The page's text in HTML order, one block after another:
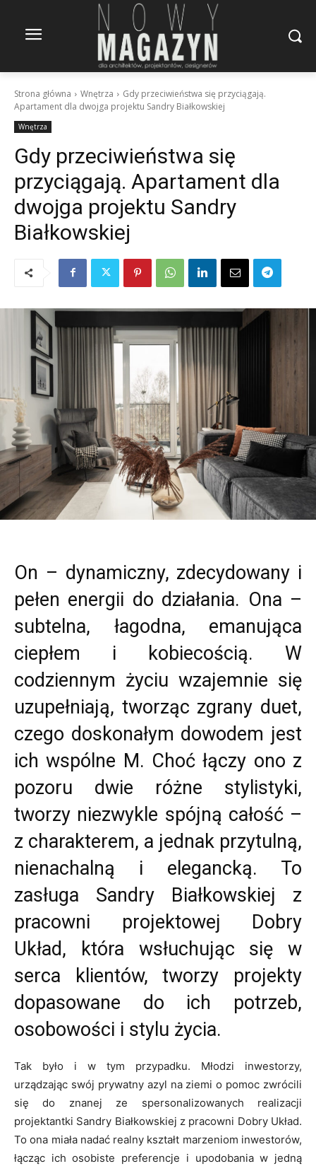
Strona główna Wnętrza
Gdy przeciwieństwa się przyciągają.
Apartament dla dwojga projektu Sandry Białkowskiej
Wnętrza
Gdy przeciwieństwa się
przyciągają. Apartament dla
dwojga projektu Sandry
Białkowskiej
On – dynamiczny, zdecydowany i
pełen energii do działania. Ona –
subtelna, łagodna, emanująca
ciepłem i kobiecością. W
codziennym życiu wzajemnie się
uzupełniają, tworząc zgrany duet,
czego doskonałym dowodem jest
ich wspólne M. Choć łączy ono z
pozoru dwie różne stylistyki,
tworzy niezwykle spójną całość –
z charakterem, a jednak przytulną,
nienachalną i elegancką. To
zasługa Sandry Białkowskiej z
pracowni projektowej Dobry
Układ, która wsłuchując się w
serca klientów, tworzy projekty
dopasowane do ich potrzeb,
osobowości i stylu życia.
Tak było i w tym przypadku. Młodzi inwestorzy,
urządzając swój prywatny azyl na ziemi o pomoc zwrócili
się do znanej ze spersonalizowanych realizacji
projektantki Sandry Białkowskiej z pracowni Dobry Układ.
To ona miała nadać realny kształt marzeniom inwestorów,
łącząc ich osobiste preferencje i upodobania w jedną